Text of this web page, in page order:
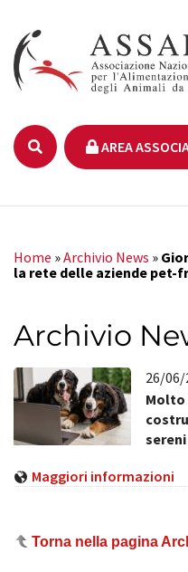
AREA
Home »Archivio News »
la rete delle aziende pet-
Archivio
26/06/
Molto
sereni
Maggiori informazioni
Torna nella pagina